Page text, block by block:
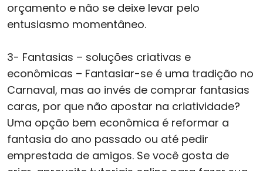
orçamento e não se deixe levar pelo
entusiasmo momentâneo.
3- Fantasias – soluções criativas e
econômicas – Fantasiar-se é uma tradição no
Carnaval, mas ao invés de comprar fantasias
caras, por que não apostar na criatividade?
Uma opção bem econômica é reformar a
fantasia do ano passado ou até pedir
emprestada de amigos. Se você gosta de